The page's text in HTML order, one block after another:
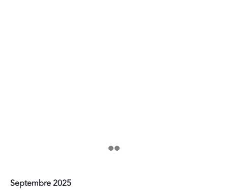
Septembre 2025